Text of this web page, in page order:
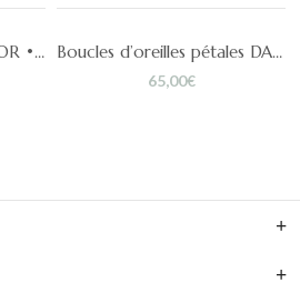
Boucles d’oreilles METEOR •plusieurs coloris• Boucles d’oreilles pétales DAPHNÉ
65,00€